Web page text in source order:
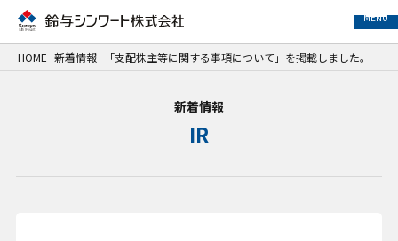
MENU
事例紹介
HOME 新着情報 「支配株主等に関する事項について」を掲載しました。
新着情報
IR